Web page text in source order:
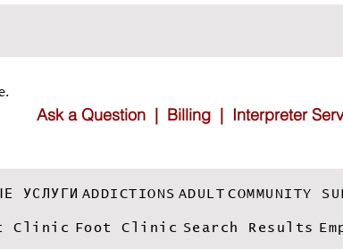
Ask a Question | Billing | Interpreter
УСЛУГИ ADDICTIONS ADULT COMMUNITY
Clinic Foot Clinic Search Results